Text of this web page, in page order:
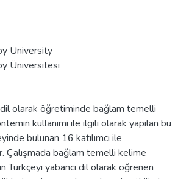
University
Üniversitesi
dil olarak öğretiminde bağlam temelli
kullanımı ile ilgili olarak yapılan bu
bulunan 16 katılımcı ile
Çalışmada bağlam temelli kelime
Türkçeyi yabancı dil olarak öğrenen